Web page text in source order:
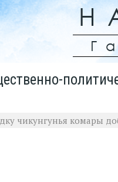
чикунгунья комары